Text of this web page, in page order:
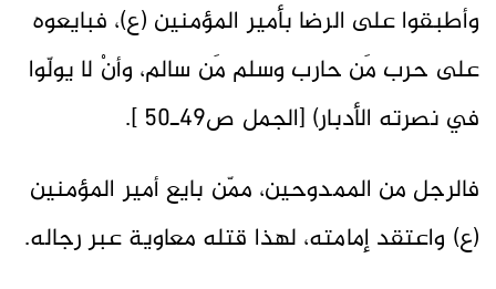
وأطبقوا على الرضا بأمير المؤمنين (ع)، فبايعوه
على حرب مَن حارب وسلم مَن سالم، وأنْ لا يولّوا
في نصرته الأدبار) [الجمل ص49ـ50 ].
فالرجل من الممدوحين، ممّن بايع أمير المؤمنين
(ع) واعتقد إمامته، لهذا قتله معاوية عبر رجاله.